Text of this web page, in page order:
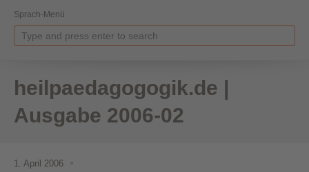
Sprach-Menü
heilpaedagogogik.de |
Ausgabe 2006-02
1. April 2006